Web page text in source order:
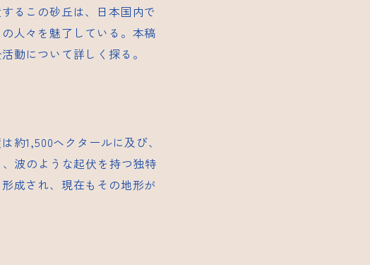
るこの砂丘は、日本国内で
人々を魅了している。本稿
動について詳しく探る。
約1,500ヘクタールに及び、
波のような起伏を持つ独特
成され、現在もその地形が